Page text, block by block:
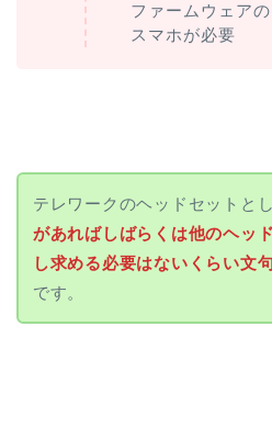
ファームウェア
スマホが必要
テレワークのヘッドセットとし
があればしばらくは他のヘッ
し求める必要はないくらい文
です。